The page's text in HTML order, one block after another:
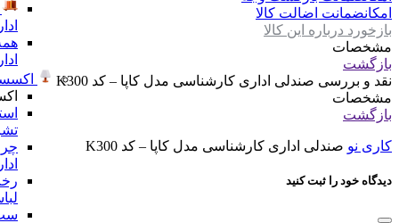
امکانضمانت اضالت کالا
بازخورد درباره این کالا
مشخصات
بازگشت
نقد و بررسی صندلی اداری کارشناسی مدل کاپا – کد K300
مشخصات
بازگشت
کاری نو صندلی اداری کارشناسی مدل کاپا – کد K300
دیدگاه خود را ثبت کنید